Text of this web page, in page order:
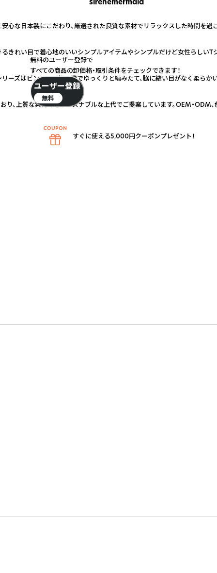
心な日本製にこだわり、厳選された良質な素材でリラックスした時間を過
きれい目で着心地のいいシンプルアイテムやシンプルだけど女性らしいT
ーズはビンテージ編み機でゆっくりと編みたて、脇に縫い目がなく柔らか
、上質な素材でもリーズナブルな上代でご提案しています。OEM・ODM
無料のユーザー登録で
すべての商品の卸価格・取引条件をチェックできます！
ユーザー登録
無料
すぐに使える5,000円クーポンプレゼント！